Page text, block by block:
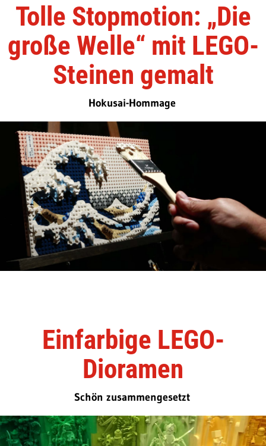
Tolle Stopmotion: „Die
große Welle“ mit LEGO-
Steinen gemalt
Hokusai-Hommage
Einfarbige LEGO-
Dioramen
Schön zusammengesetzt